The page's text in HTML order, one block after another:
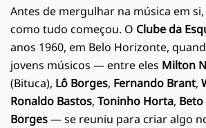
Antes de mergulhar na música em
como tudo começou. O Clube da
anos 1960, em Belo Horizonte,
jovens músicos — entre eles Milton
(Bituca), Lô Borges, Fernando Brant,
Ronaldo Bastos, Toninho Horta,
Borges— se reuniu para criar algo